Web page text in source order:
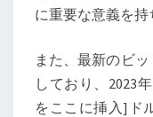
に重要な意義を持
また、最新のビ
しており、2023
をここに挿入]ド